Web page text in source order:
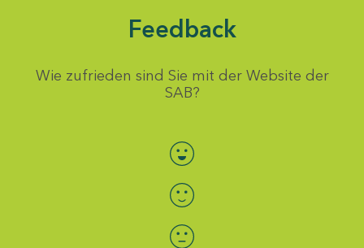
Feedback
Wie zufrieden sind Sie mit der Website der
SAB?
Bewertung auswählen